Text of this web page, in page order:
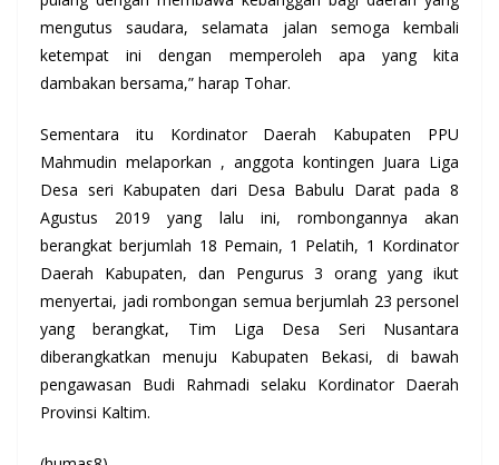
mengutus saudara, selamata jalan semoga kembali
ketempat ini dengan memperoleh apa yang kita
dambakan bersama,” harap Tohar.
Sementara itu Kordinator Daerah Kabupaten PPU
Mahmudin melaporkan , anggota kontingen Juara Liga
Desa seri Kabupaten dari Desa Babulu Darat pada 8
Agustus 2019 yang lalu ini, rombongannya akan
berangkat berjumlah 18 Pemain, 1 Pelatih, 1 Kordinator
Daerah Kabupaten, dan Pengurus 3 orang yang ikut
menyertai, jadi rombongan semua berjumlah 23 personel
yang berangkat, Tim Liga Desa Seri Nusantara
diberangkatkan menuju Kabupaten Bekasi, di bawah
pengawasan Budi Rahmadi selaku Kordinator Daerah
Provinsi Kaltim.